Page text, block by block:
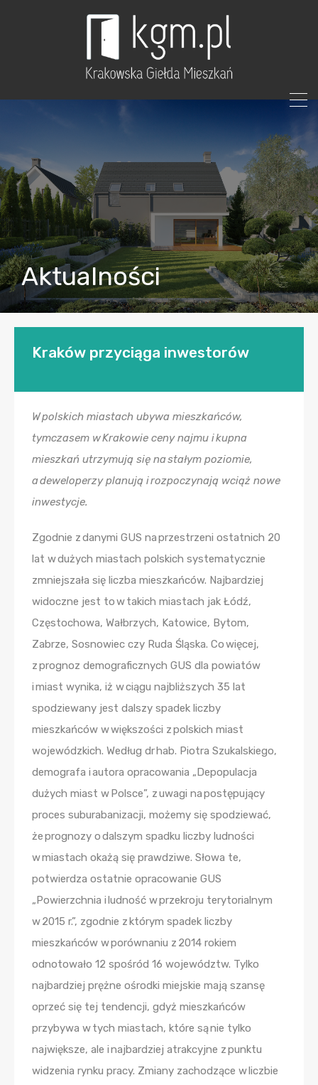
Aktualności
Kraków przyciąga inwestorów
W polskich miastach ubywa mieszkańców,
tymczasem w Krakowie ceny najmu i kupna
mieszkań utrzymują się na stałym poziomie,
a deweloperzy planują i rozpoczynają wciąż nowe
inwestycje.
Zgodnie z danymi GUS na przestrzeni ostatnich 20
lat w dużych miastach polskich systematycznie
zmniejszała się liczba mieszkańców. Najbardziej
widoczne jest to w takich miastach jak Łódź,
Częstochowa, Wałbrzych, Katowice, Bytom,
Zabrze, Sosnowiec czy Ruda Śląska. Co więcej,
z prognoz demograficznych GUS dla powiatów
i miast wynika, iż w ciągu najbliższych 35 lat
spodziewany jest dalszy spadek liczby
mieszkańców w większości z polskich miast
wojewódzkich. Według dr hab. Piotra Szukalskiego,
demografa i autora opracowania „Depopulacja
dużych miast w Polsce”, z uwagi na postępujący
proces suburabanizacji, możemy się spodziewać,
że prognozy o dalszym spadku liczby ludności
w miastach okażą się prawdziwe. Słowa te,
potwierdza ostatnie opracowanie GUS
„Powierzchnia i ludność w przekroju terytorialnym
w 2015 r.”, zgodnie z którym spadek liczby
mieszkańców w porównaniu z 2014 rokiem
odnotowało 12 spośród 16 województw. Tylko
najbardziej prężne ośrodki miejskie mają szansę
oprzeć się tej tendencji, gdyż mieszkańców
przybywa w tych miastach, które są nie tylko
największe, ale i najbardziej atrakcyjne z punktu
widzenia rynku pracy. Zmiany zachodzące w liczbie